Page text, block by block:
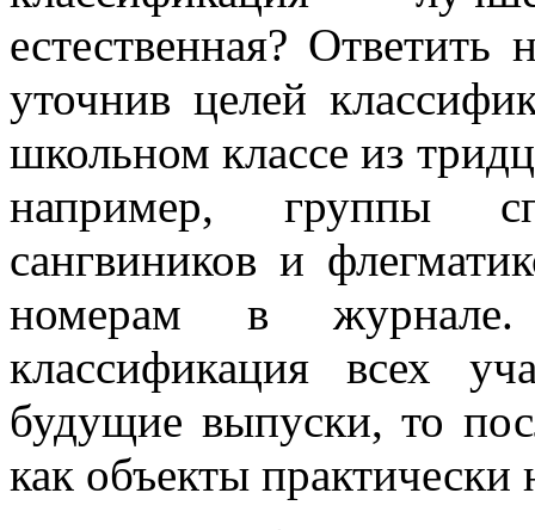
естественная?
уточнив целей
школьном классе из
например, группы
сангвиников и
номерам в журнале.
классификация всех
будущие выпуски, то
как объекты